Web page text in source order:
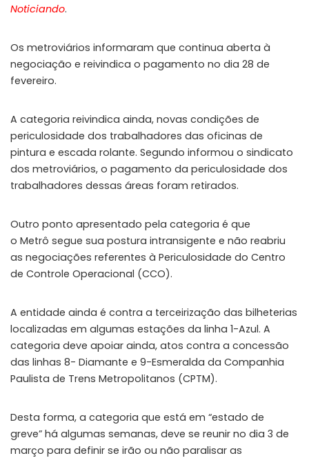
Noticiando.
Os metroviários informaram que continua aberta à
negociação e reivindica o pagamento no dia 28 de
fevereiro.
A categoria reivindica ainda, novas condições de
periculosidade dos trabalhadores das oficinas de
pintura e escada rolante. Segundo informou o sindicato
dos metroviários, o pagamento da periculosidade dos
trabalhadores dessas áreas foram retirados.
Outro ponto apresentado pela categoria é que
o Metrô segue sua postura intransigente e não reabriu
as negociações referentes à Periculosidade do Centro
de Controle Operacional (CCO).
A entidade ainda é contra a terceirização das bilheterias
localizadas em algumas estações da linha 1-Azul. A
categoria deve apoiar ainda, atos contra a concessão
das linhas 8- Diamante e 9-Esmeralda da Companhia
Paulista de Trens Metropolitanos (CPTM).
Desta forma, a categoria que está em “estado de
greve” há algumas semanas, deve se reunir no dia 3 de
março para definir se irão ou não paralisar as